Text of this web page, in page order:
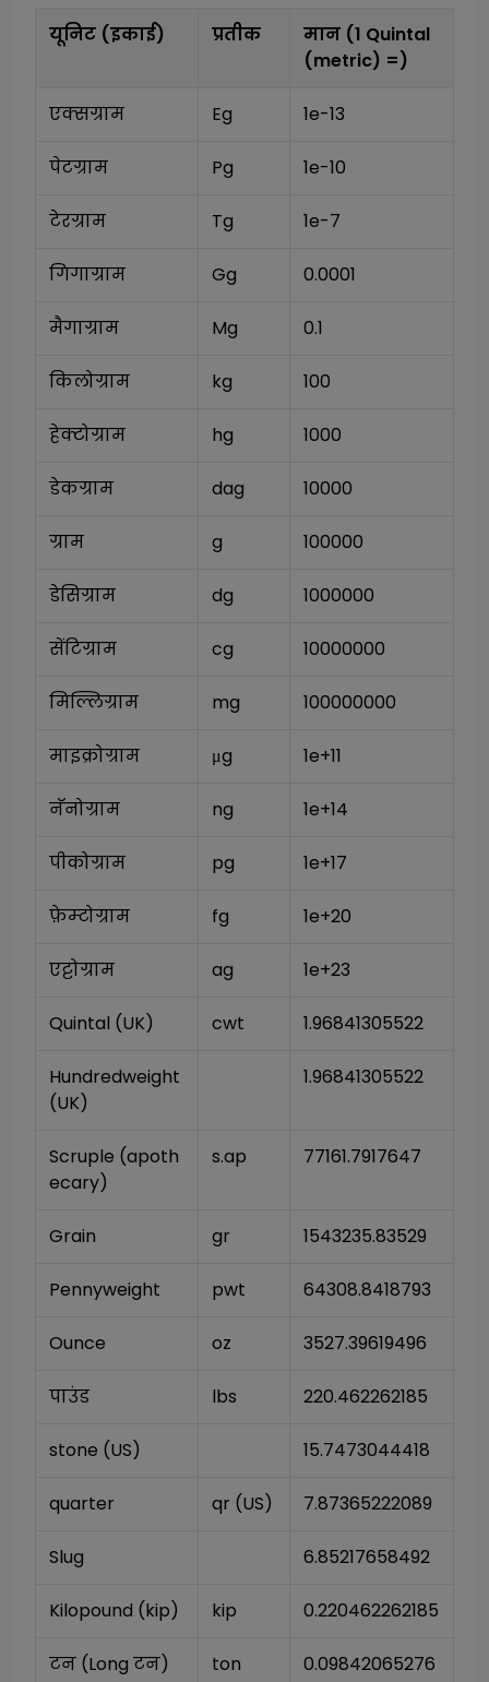
यूनिट (इकाई) प्रतीक मान (1 Quintal
(metric) =)
एक्सग्राम Eg 1e-13
पेटग्राम Pg 1e-10
टेरग्राम Tg 1e-7
गिगाग्राम Gg 0.0001
मैगाग्राम Mg 0.1
किलोग्राम kg 100
हेक्टोग्राम hg 1000
डेकग्राम dag 10000
ग्राम g 100000
डेसिग्राम dg 1000000
सेंटिग्राम cg 10000000
मिल्लिग्राम mg 100000000
माइक्रोग्राम μg 1e+11
नॅनोग्राम ng 1e+14
पीकोग्राम pg 1e+17
फ़ेम्टोग्राम fg 1e+20
एट्टोग्राम ag 1e+23
Quintal (UK) cwt 1.96841305522
Hundredweight
(UK)
1.96841305522
Scruple (apoth
ecary)
s.ap 77161.7917647
Grain gr 1543235.83529
Pennyweight pwt 64308.8418793
Ounce oz 3527.39619496
पाउंड lbs 220.462262185
stone (US) 15.7473044418
quarter qr (US) 7.87365222089
Slug 6.85217658492
Kilopound (kip) kip 0.220462262185
टन (Long टन) ton
0.09842065276